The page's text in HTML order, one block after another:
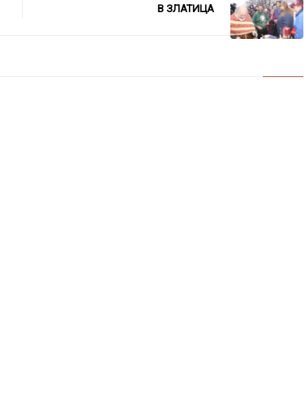
В ЗЛАТИЦА